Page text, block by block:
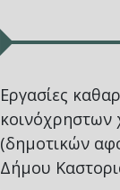
Εργασίες
(δημοτικών
Δήμου